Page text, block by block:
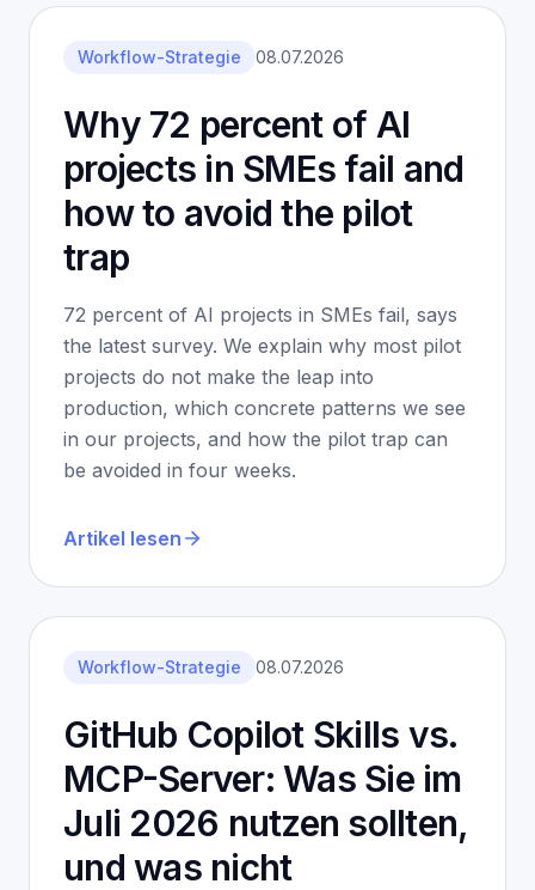
Workflow-Strategie 08.07.2026
Why 72 percent of AI
projects in SMEs fail and
how to avoid the pilot
trap
72 percent of AI projects in SMEs fail, says
the latest survey. We explain why most pilot
projects do not make the leap into
production, which concrete patterns we see
in our projects, and how the pilot trap can
be avoided in four weeks.
Artikel lesen
Workflow-Strategie 08.07.2026
GitHub Copilot Skills vs.
MCP-Server: Was Sie im
Juli 2026 nutzen sollten,
und was nicht